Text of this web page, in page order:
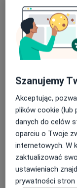
dr n. med.
183
Adres 1
Marii
Dental Med
Konsultacja
Szanujemy
Akceptując,
plików cookie (lub
danych do celów
oparciu o Twoje
internetowych. W
zaktualizować
ustawieniach
prywatności stron